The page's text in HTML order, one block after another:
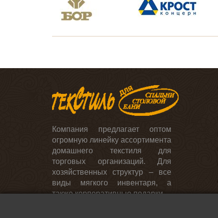
День энергетика
Постельное белье
Для ресторанов, кафе,
Компания предлагает оптом
огромную линейку ассортимента
домашнего текстиля для
торговых организаций. Для
хозяйственных структур – все
виды мягкого инвентаря, а
также корпоративные подарки.